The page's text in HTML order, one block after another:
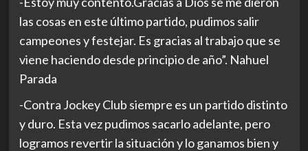
las cosas en este último partido, pudimos salir
campeones y festejar. Es gracias al trabajo que se
viene haciendo desde principio de año”. Nahuel
Parada
-Contra Jockey Club siempre es un partido distinto
y duro. Esta vez pudimos sacarlo adelante, pero
logramos revertir la situación y lo ganamos bien y